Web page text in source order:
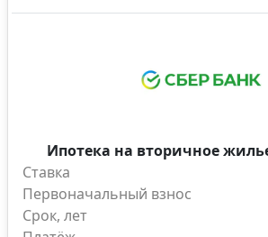
Ипотека на вторичное
Ставка
Первоначальный взнос
Срок, лет